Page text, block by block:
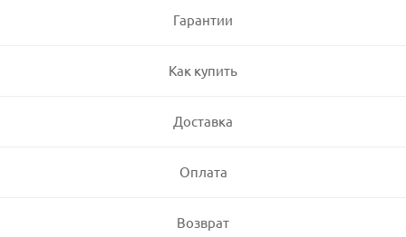
Гарантии
Как купить
Доставка
Оплата
Возврат